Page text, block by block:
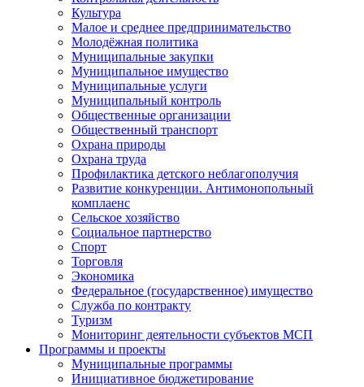
Культура
Малое и среднее предпринимательство
Молодёжная политика
Муниципальные закупки
Муниципальное имущество
Муниципальные услуги
Муниципальный контроль
Общественные организации
Общественный транспорт
Охрана природы
Охрана труда
Профилактика детского неблагополучия
Развитие конкуренции. Антимонопольный
комплаенс
Сельское хозяйство
Социальное партнерство
Спорт
Торговля
Экономика
Федеральное (государственное) имущество
Служба по контракту
Туризм
Мониторинг деятельности субъектов МСП
Программы и проекты
Муниципальные программы
Инициативное бюджетирование